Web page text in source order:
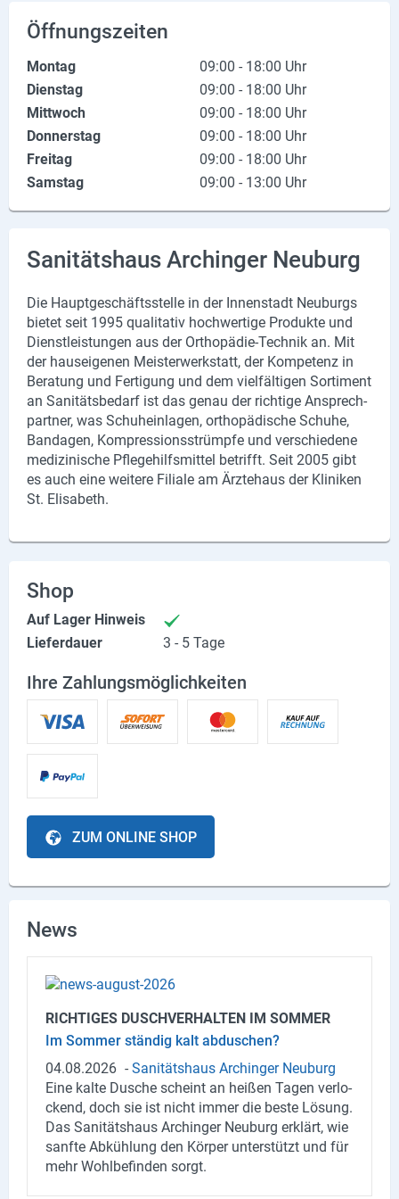
Öffnungszeiten
Montag
09:00 - 18:00 Uhr
Dienstag
09:00 - 18:00 Uhr
Mittwoch
09:00 - 18:00 Uhr
Donnerstag
09:00 - 18:00 Uhr
Freitag
09:00 - 18:00 Uhr
Samstag
09:00 - 13:00 Uhr
Sanitätshaus Archinger Neuburg
Die Haupt­ge­schäfts­stel­le in der In­nen­stadt Neu­burgs
bie­tet seit 1995 qua­li­ta­tiv hoch­wer­ti­ge Pro­duk­te und
Dienst­leis­tun­gen aus der Orthopädie-​Technik an. Mit
der haus­ei­ge­nen Meis­ter­werk­statt, der Kom­pe­tenz in
Be­ra­tung und Fer­ti­gung und dem viel­fäl­ti­gen Sor­ti­ment
an Sa­ni­täts­be­darf ist das genau der rich­ti­ge An­sprech­
part­ner, was Schu­hein­la­gen, or­tho­pä­di­sche Schu­he,
Ban­da­gen, Kom­pres­si­ons­strümp­fe und ver­schie­de­ne
me­di­zi­ni­sche Pfle­ge­hilfs­mit­tel be­trifft. Seit 2005 gibt
es auch eine wei­te­re Fi­lia­le am Ärz­te­haus der Kli­ni­ken
St. Eli­sa­beth.
Shop
Auf Lager Hinweis
Lieferdauer
3 - 5 Tage
Ihre Zahlungsmöglichkeiten
ZUM ONLINE SHOP
News
RICH­TI­GES DUSCH­VER­HAL­TEN IM SOM­MER
Im Som­mer stän­dig kalt ab­du­schen?
04.08.2026 - Sa­ni­täts­haus Ar­chin­ger Neu­burg
Eine kalte Du­sche scheint an hei­ßen Tagen ver­lo­
ckend, doch sie ist nicht immer die beste Lö­sung.
Das Sa­ni­täts­haus Ar­chin­ger Neu­burg er­klärt, wie
sanf­te Ab­küh­lung den Kör­per un­ter­stützt und für
mehr Wohl­be­fin­den sorgt.
AGB
Impressum
Datenschutz
Social Media
YouTube